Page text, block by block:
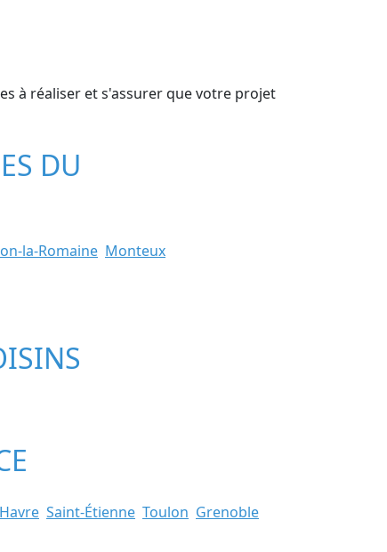
à réaliser et s'assurer que votre projet
DU
la-Romaine Monteux
Saint-Étienne Toulon Grenoble